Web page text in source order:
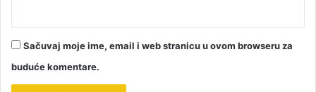
Sačuvaj moje ime, email i web stranicu u ovom browseru za
buduće komentare.